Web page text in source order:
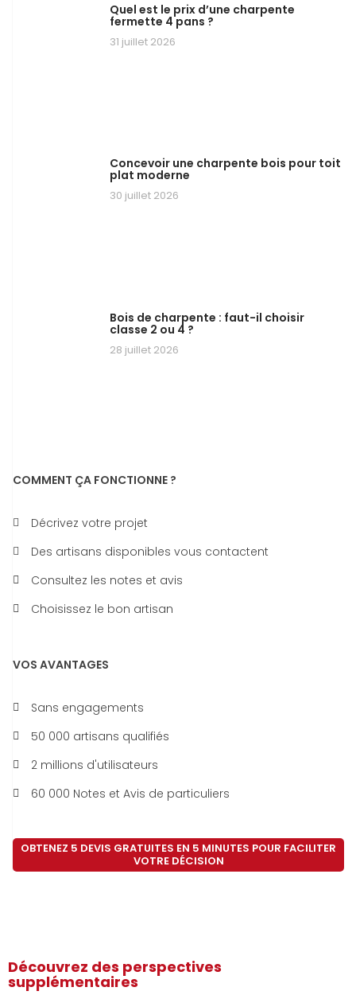
Quel est le prix d’une charpente
fermette 4 pans ?
31 juillet 2026
Concevoir une charpente bois pour toit
plat moderne
30 juillet 2026
Bois de charpente : faut-il choisir
classe 2 ou 4 ?
28 juillet 2026
COMMENT ÇA FONCTIONNE ?
Décrivez votre projet
Des artisans disponibles vous contactent
Consultez les notes et avis
Choisissez le bon artisan
VOS AVANTAGES
Sans engagements
50 000 artisans qualifiés
2 millions d'utilisateurs
60 000 Notes et Avis de particuliers
OBTENEZ 5 DEVIS GRATUITES EN 5 MINUTES POUR FACILITER
VOTRE DÉCISION
Découvrez des perspectives
supplémentaires